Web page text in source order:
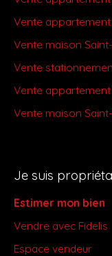
Vente
Vente maison
Vente
Vente
Vente maison
Je suis
Estimer mon bien
Vendre avec Fidelis
Espace vendeur